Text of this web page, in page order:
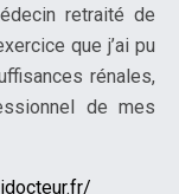
retraité de
que j’ai pu
rénales,
de mes